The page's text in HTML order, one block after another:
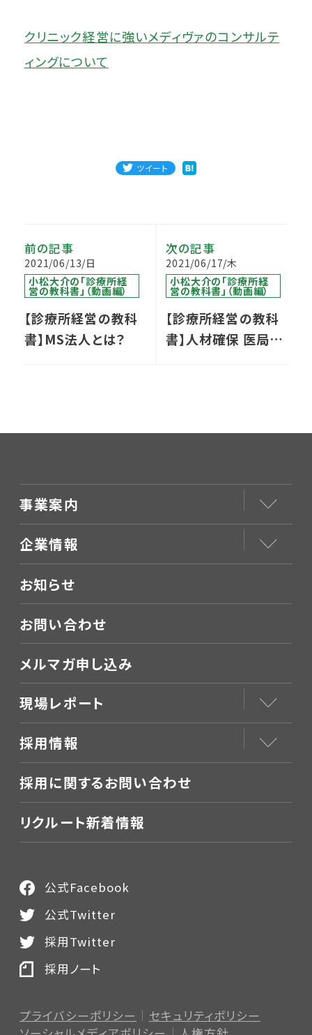
クリニック経営に強いメディヴァのコンサルテ
ィングについて
ツイート
前の記事
2021/06/13/日
小松大介の「診療所経
営の教科書」（動画編）
【診療所経営の教科
書】MS法人とは？
次の記事
2021/06/17/木
小松大介の「診療所経
営の教科書」（動画編）
【診療所経営の教科
書】人材確保 医局派
事業案内
企業情報
お知らせ
お問い合わせ
メルマガ申し込み
現場レポート
採用情報
採用に関するお問い合わせ
リクルート新着情報
プライバシーポリシー
セキュリティポリシー
公式Facebook
公式Twitter
採用Twitter
採用ノート